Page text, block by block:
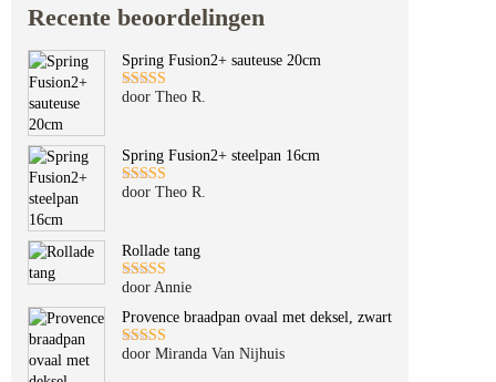
Recente beoordelingen
Spring Fusion2+ sauteuse 20cm
Gewaardeerd
door Theo R.
Spring Fusion2+ steelpan 16cm
Gewaardeerd
door Theo R.
Rollade tang
Gewaardeerd
door Annie
Provence braadpan ovaal met deksel, zwart
Gewaardeerd
door Miranda Van Nijhuis